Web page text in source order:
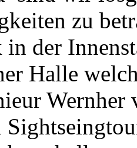
zu
in der
Halle